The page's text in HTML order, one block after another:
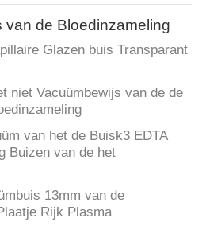
van de Bloedinzameling
Glazen buis Transparant
niet Vacuümbewijs van de de
van het de Buisk3 EDTA
Buizen van de het
13mm van de
Rijk Plasma